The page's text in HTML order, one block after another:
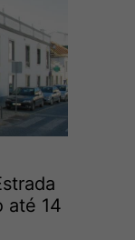
até 14